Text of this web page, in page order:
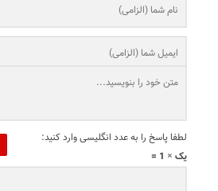
لطفا پاسخ را به عدد انگلیسی وارد کنید:
یک × 1 =